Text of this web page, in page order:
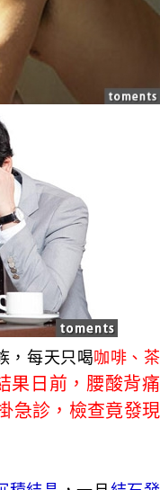
，每天只喝咖啡、茶
果日前，腰酸背痛
急診，檢查竟發現